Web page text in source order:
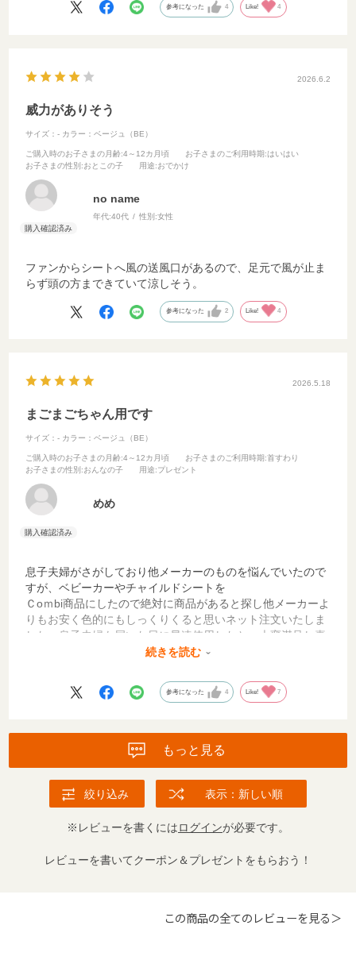
参考になった 4 Like! 4
2026.6.2
威力がありそう
サイズ：- カラー：ベージュ（BE）
ご購入時のお子さまの月齢:4～12カ月頃 お子さまのご利用時期:はいはい
お子さまの性別 :おとこの子 用途:おでかけ
no name
年代:40代 性別:女性
ファンからシートへ風の送風口があるので、足元で風が止ま
らず頭の方まできていて涼しそう。
参考になった 2 Like! 4
2026.5.18
まごまごちゃん用です
サイズ：- カラー：ベージュ（BE）
ご購入時のお子さまの月齢:4～12カ月頃 お子さまのご利用時期:首すわり
お子さまの性別 :おんなの子 用途:プレゼント
めめ
息子夫婦がさがしており他メーカーのものを悩んでいたので
すが、ベビーカーやチャイルドシートを
Ｃoｍbi商品にしたので絶対に商品があると探し他メーカーよ
りもお安く色的にもしっくりくると思いネット注文いたしま
した。息子夫婦も届いた日に早速使用したと。大変満足し喜
す。まごまごちゃんの安全安心のため大変良かったと思いま
続きを読む
参考になった 4 Like! 7
もっと見る
絞り込み 表示：新しい順
※レビューを書くにはログインが必要です。
レビューを書いてクーポン＆プレゼントをもらおう！
この商品の全てのレビューを見る＞